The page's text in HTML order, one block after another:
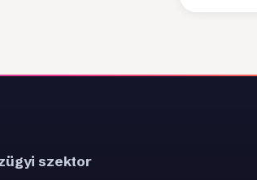
szektor